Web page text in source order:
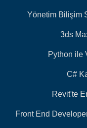
Yönetim Bilişim
3ds
Python ile
C#
Revit'te
Front End